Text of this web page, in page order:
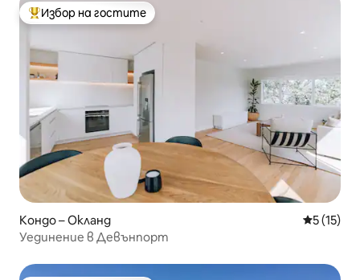
Най-популярен избор на гостите
Избор на гостите
Кондо – Окланд Средна
5 (15)
Уединение в Девънпорт